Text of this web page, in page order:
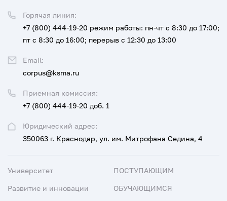
Юридический адрес:
350063 г. Краснодар, ул. им. Митрофана Седина, 4
Приемная комиссия:
+7 (800) 444-19-20 доб. 1
Горячая линия:
+7 (800) 444-19-20 режим работы: пн-чт с 8:30 до 17:00;
пт с 8:30 до 16:00; перерыв с 12:30 до 13:00
Email:
corpus@ksma.ru
Университет
Развитие и инновации
ПОСТУПАЮЩИМ
ОБУЧАЮЩИМСЯ